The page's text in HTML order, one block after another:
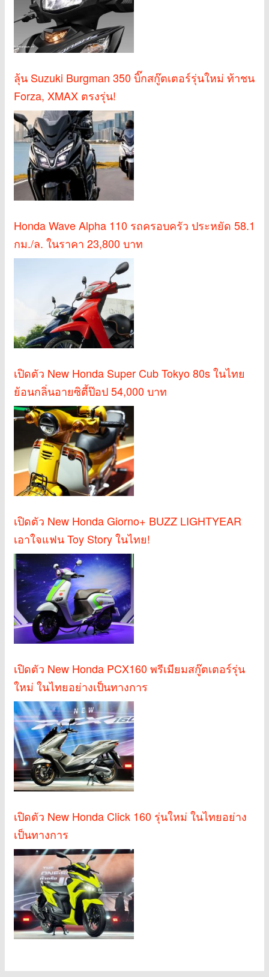
ลุ้น Suzuki Burgman 350 บิ๊กสกู๊ตเตอร์รุ่นใหม่ ท้าชน
Forza, XMAX ตรงรุ่น!
Honda Wave Alpha 110 รถครอบครัว ประหยัด 58.1
กม./ล. ในราคา 23,800 บาท
เปิดตัว New Honda Super Cub Tokyo 80s ในไทย
ย้อนกลิ่นอายซิตี้ป๊อป 54,000 บาท
เปิดตัว New Honda Giorno+ BUZZ LIGHTYEAR
เอาใจแฟน Toy Story ในไทย!
เปิดตัว New Honda PCX160 พรีเมียมสกู๊ตเตอร์รุ่น
ใหม่ ในไทยอย่างเป็นทางการ
เปิดตัว New Honda Click 160 รุ่นใหม่ ในไทยอย่าง
เป็นทางการ